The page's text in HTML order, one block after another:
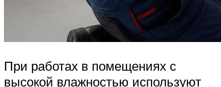
При работах в помещениях с
высокой влажностью используют